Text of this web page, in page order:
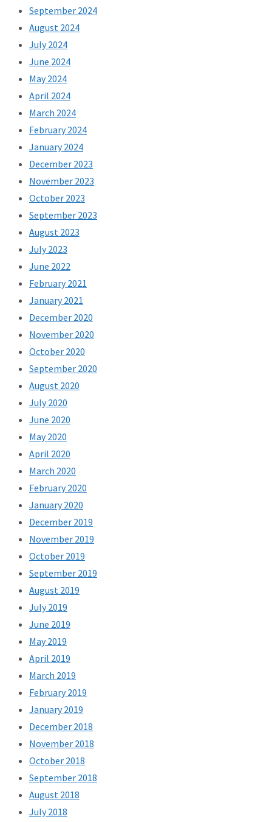
September 2024
August 2024
July 2024
June 2024
May 2024
April 2024
March 2024
February 2024
January 2024
December 2023
November 2023
October 2023
September 2023
August 2023
July 2023
June 2022
February 2021
January 2021
December 2020
November 2020
October 2020
September 2020
August 2020
July 2020
June 2020
May 2020
April 2020
March 2020
February 2020
January 2020
December 2019
November 2019
October 2019
September 2019
August 2019
July 2019
June 2019
May 2019
April 2019
March 2019
February 2019
January 2019
December 2018
November 2018
October 2018
September 2018
August 2018
July 2018